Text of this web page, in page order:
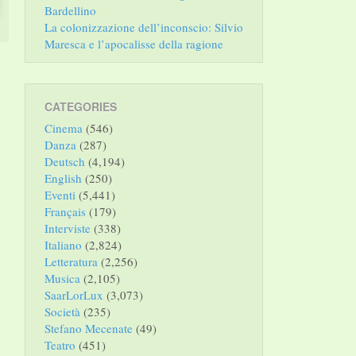
Bardellino
La colonizzazione dell’inconscio: Silvio
Maresca e l’apocalisse della ragione
CATEGORIES
Cinema (546)
Danza (287)
Deutsch (4,194)
English (250)
Eventi (5,441)
Français (179)
Interviste (338)
Italiano (2,824)
Letteratura (2,256)
Musica (2,105)
SaarLorLux (3,073)
Società (235)
Stefano Mecenate (49)
Teatro (451)